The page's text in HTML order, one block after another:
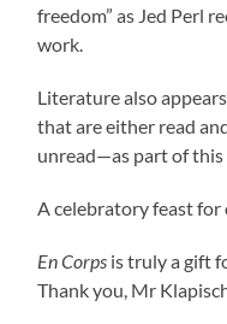
freedom” as Jed Perl
work.
Literature also
that are either read
unread—as part of
A celebratory feast for
En Corps is truly a gift
Thank you, Mr